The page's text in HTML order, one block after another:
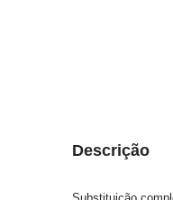
Descrição